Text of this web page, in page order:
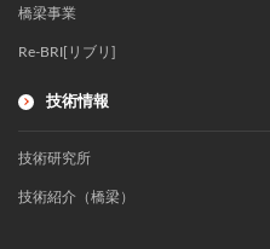
橋梁事業
Re-BRI[リブリ]
技術情報
技術研究所
技術紹介（橋梁）